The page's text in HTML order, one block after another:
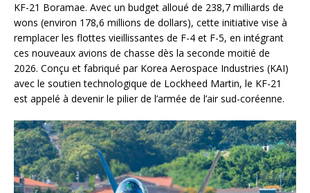
KF-21 Boramae. Avec un budget alloué de 238,7 milliards de
wons (environ 178,6 millions de dollars), cette initiative vise à
remplacer les flottes vieillissantes de F-4 et F-5, en intégrant
ces nouveaux avions de chasse dès la seconde moitié de
2026. Conçu et fabriqué par Korea Aerospace Industries (KAI)
avec le soutien technologique de Lockheed Martin, le KF-21
est appelé à devenir le pilier de l’armée de l’air sud-coréenne.